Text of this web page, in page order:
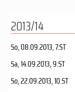
2013/14
So, 08.09.2013, 7.ST
Sa, 14.09.2013, 9.ST
So, 22.09.2013, 10.ST